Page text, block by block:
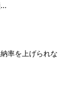
率を上げられな